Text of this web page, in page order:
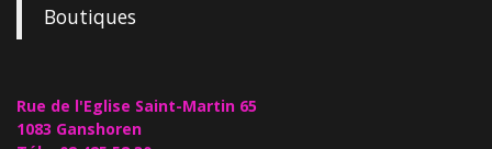
Boutiques
Rue de l'Eglise Saint-Martin 65
1083 Ganshoren